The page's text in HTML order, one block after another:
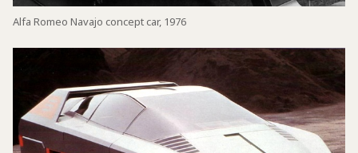
Alfa Romeo Navajo concept car, 1976